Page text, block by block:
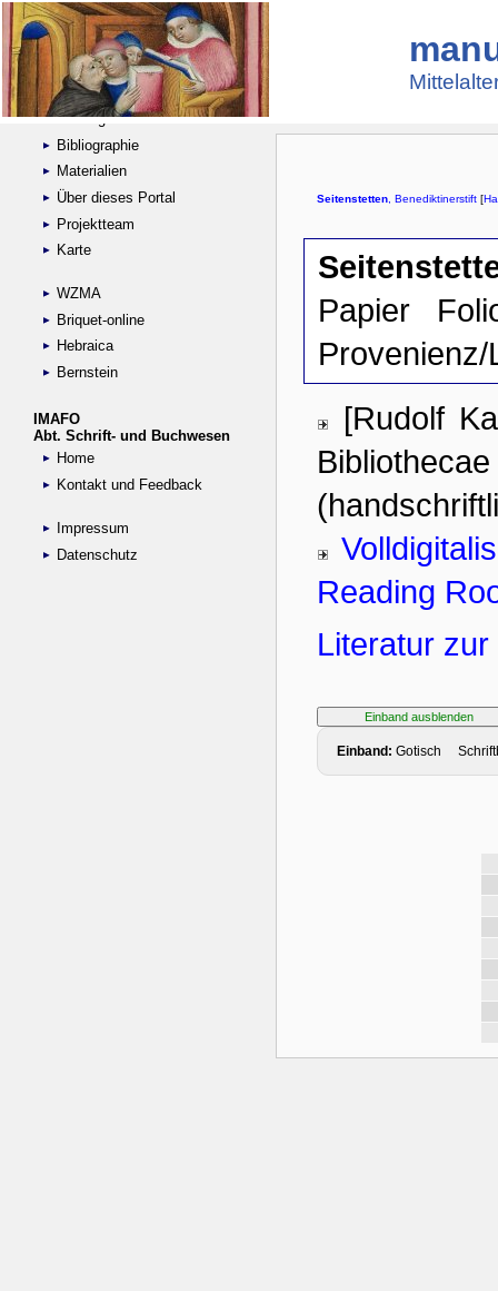
Suche
Handschriftensammlungen
Digitalisierte Handschriften
Kataloge
Bibliographie
Materialien
Über dieses Portal
Projektteam
Karte
WZMA
Briquet-online
Hebraica
Bernstein
IMAFO
Abt. Schrift- und Buchwesen
Home
Kontakt und Feedback
Impressum
Datenschutz